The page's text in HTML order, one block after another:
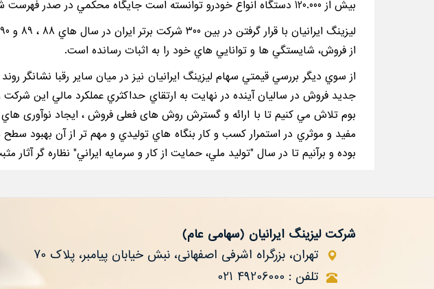
بیش از 120.000 دستگاه انواع خودرو توانسته است جايگاه محكمي در صدر فهرست شرکت های لیزینگ کشور براي خود ايجاد نمايد.
از فروش، شايستگي ها و توانايي هاي خود را به اثبات رسانده است.
از سوي ديگر بررسي قيمتي سهام ليزينگ ايرانيان نيز در ميان ساير رقبا
جديد فروش در ساليان آينده در نهايت به ارتقاي حداكثري عملكرد مالي اين
بوم تلاش مي كنيم تا با ارائه و گسترش روش های فعلی فروش ، ایجاد نوآوری هاي
مفيد و موثري در استمرار كسب و كار بنگاه هاي توليدي و مهم تر از آن بهبود سطح
بوده و برآنیم تا در سال "توليد ملي، حمايت از كار و سرمايه ايراني" نظاره گر
شرکت لیزینگ ایرانیان (سهامی عام)
تهران، بزرگراه اشرفی اصفهانی، نبش خیابان پیامبر، پلاک 70
تلفن : 49206000 021